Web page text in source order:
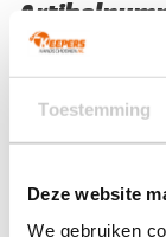
Toestemming
Deze website
We gebruiken
EAN code
voor bedrukte
Bedrukte
Artikelnummer: